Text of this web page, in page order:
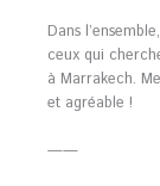
Dans
ceux qui
à Marrakech.
et agréable !
——